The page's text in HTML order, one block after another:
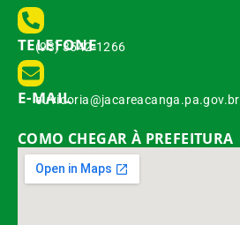
TELEFONE
(93) 3542-1266
E-MAIL
ouvidoria@jacareacanga.pa.gov.br
COMO CHEGAR À PREFEITURA